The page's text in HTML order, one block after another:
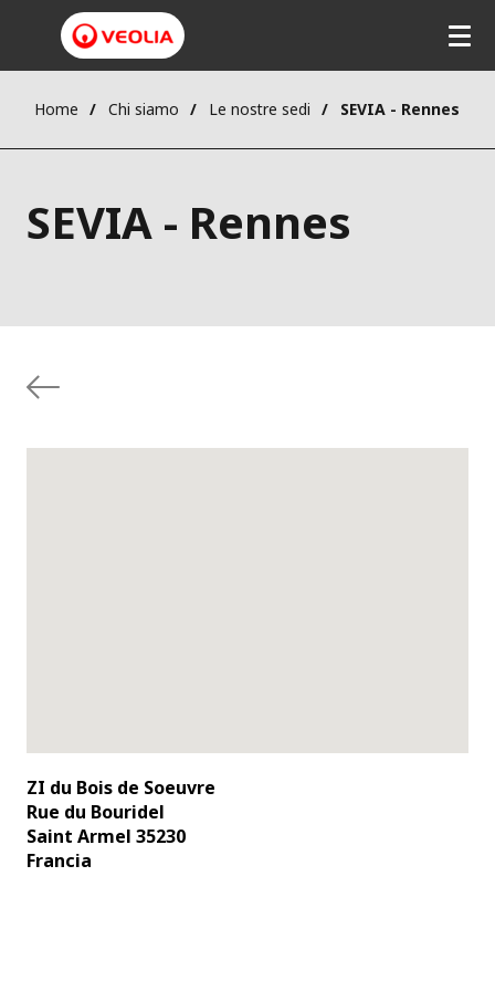
Home Chi siamo Le nostre sedi SEVIA - Rennes
SEVIA - Rennes
ZI du Bois de Soeuvre
Rue du Bouridel
Saint Armel 35230
Francia